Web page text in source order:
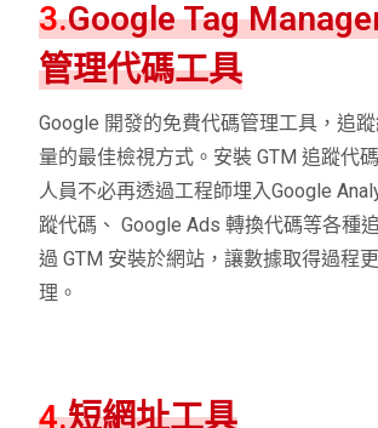
3.Google Tag
管理代碼工具
Google 開發的免費代碼管理工具，追
量的最佳檢視方式。安裝 GTM 追蹤代
人員不必再透過工程師埋入Google
蹤代碼、 Google Ads 轉換代碼等各種
過 GTM 安裝於網站，讓數據取得過程
理。
4.短網址工具